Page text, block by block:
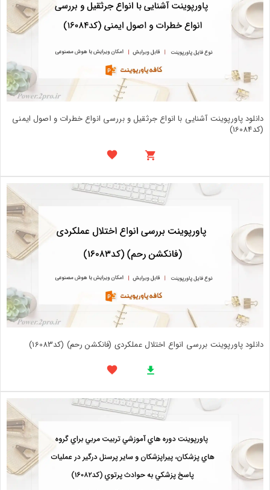
دانلود پاورپوینت آشنایی با انواع جرثقیل و بررسی انواع خطرات و اصول ایمنی
(کد16084)
دانلود پاورپوینت بررسی انواع اختلال عملکردی (فانکشن رحم) (کد16083)